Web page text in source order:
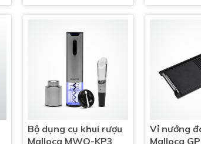
Bộ dụng cụ khui rượu
Malloca MWO-KP3
Vỉ nướng
Malloca